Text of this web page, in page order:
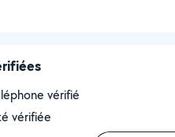
vérifié
vérifiée